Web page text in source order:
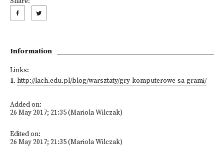
Information
Links:
1. http://lach.edu.pl/blog/warsztaty/gry-komputerowe-sa-grami/
Added on:
26 May 2017; 21:35 (Mariola Wilczak)
Edited on:
26 May 2017; 21:35 (Mariola Wilczak)